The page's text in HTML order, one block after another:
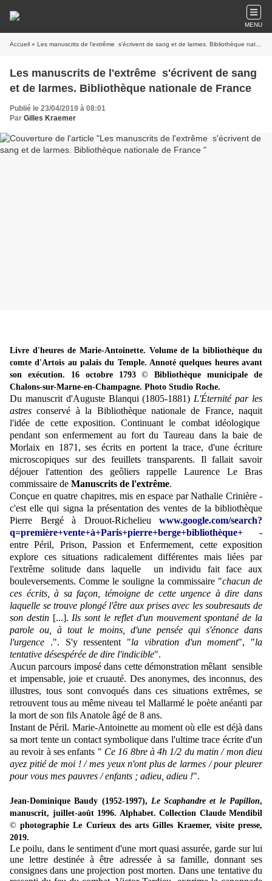
MENU
Accueil » Les manuscrits de l'extrême s'écrivent de sang et de larmes. Bibliothèque nationale de France
Les manuscrits de l'extrême s'écrivent de sang
et de larmes. Bibliothèque nationale de France
Publié le 23/04/2019 à 08:01
Par Gilles Kraemer
Livre d'heures de Marie-Antoinette. Volume de la bibliothèque du
comte d'Artois au palais du Temple. Annoté quelques heures avant
son exécution. 16 octobre 1793©
Bibliothèque municipale de
Chalons-sur-Marne-en-Champagne. Photo Studio Roche.
Du manuscrit d'Auguste Blanqui (1805-1881) L'Éternité par les
astres conservé à la Bibliothèque nationale de France, naquit
l'idée de cette exposition. Continuant le combat idéologique
pendant son enfermement au fort du Taureau dans la baie de
Morlaix en 1871, ses écrits en portent la trace, d'une écriture
microscopiques sur des feuillets transparents. Il fallait savoir
déjouer l'attention des geôliers rappelle Laurence Le Bras
commissaire de Manuscrits de l'extrême.
Conçue en quatre chapitres, mis en espace par Nathalie Crinière -
c'est elle qui signa la présentation des ventes de la bibliothèque
Pierre Bergé à Drouot-Richelieu
www.google.com/search?
q=première+vente+à+Paris+pierre+berge+bibliothèque+ -
entre Péril, Prison, Passion et Enfermement, cette exposition
explore ces situations radicalement différentes mais liées par
l'extrême solitude dans laquelle un individu fait face aux
bouleversements. Comme le souligne la commissaire "chacun de
ces écrits, à sa façon, témoigne de cette urgence à dire dans
laquelle se trouve plongé l'être aux prises avec les soubresauts de
son destin [...]. Ils sont le reflet d'un mouvement spontané de la
parole ou, à tout le moins, d'une pensée qui s'énonce dans
l'urgence .". S'y ressentent "la vibration d'un moment", "la
tentative désespérée de dire l'indicible".
Aucun parcours imposé dans cette démonstration mêlant sensible
et impensable, joie et cruauté. Des anonymes, des inconnus, des
illustres, tous sont convoqués dans ces situations extrêmes, se
retrouvent tous au même niveau tel Mallarmé le poète anéanti par
la mort de son fils Anatole âgé de 8 ans.
Instant de Péril. Marie-Antoinette au moment où elle est déjà dans
sa mort tente un contact symbolique dans l'ultime trace écrite d'un
au revoir à ses enfants " Ce 16 8bre à 4h 1/2 du matin / mon dieu
ayez pitié de moi ! / mes yeux n'ont plus de larmes / pour pleurer
pour vous mes pauvres / enfants ; adieu, adieu !".
Jean-Dominique Baudy (1952-1997), Le Scaphandre et le Papillon,
manuscrit, juillet-août 1996. Alphabet. Collection Claude Mendibil
© photographie Le Curieux des arts Gilles Kraemer, visite presse,
2019.
Le poilu, dans le sentiment d'une mort quasi assurée, garde sur lui
une lettre destinée à être adressée à sa famille, donnant ses
consignes dans une projection post morten. Dans une tentative du